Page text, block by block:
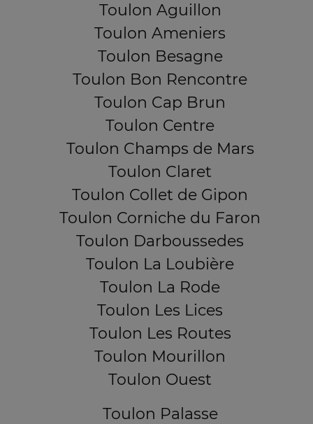
Toulon Aguillon
Toulon Ameniers
Toulon Besagne
Toulon Bon Rencontre
Toulon Cap Brun
Toulon Centre
Toulon Champs de Mars
Toulon Claret
Toulon Collet de Gipon
Toulon Corniche du Faron
Toulon Darboussedes
Toulon La Loubière
Toulon La Rode
Toulon Les Lices
Toulon Les Routes
Toulon Mourillon
Toulon Ouest
Toulon Palasse